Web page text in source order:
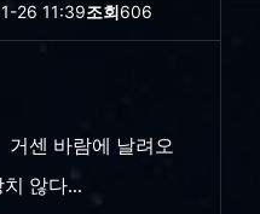
26 11:39조회606
센 바람에 날려오
않다...